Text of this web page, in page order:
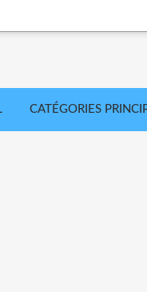
CATÉGORIES